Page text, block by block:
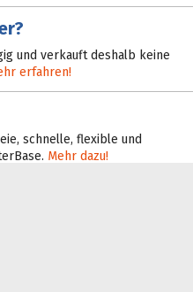
und verkauft deshalb keine
erfahren!
schnelle, flexible und
Mehr dazu!